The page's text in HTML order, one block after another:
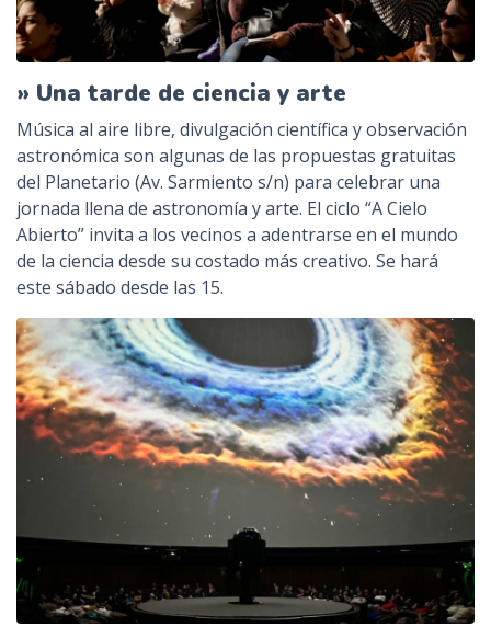
» Una tarde de ciencia y arte
Música al aire libre, divulgación científica y observación
astronómica son algunas de las propuestas gratuitas
del Planetario (Av. Sarmiento s/n) para celebrar una
jornada llena de astronomía y arte. El ciclo “A Cielo
Abierto” invita a los vecinos a adentrarse en el mundo
de la ciencia desde su costado más creativo. Se hará
este sábado desde las 15.